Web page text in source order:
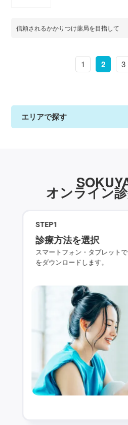
信頼されるかかりつけ薬局を目指して
1 2 3
エリアで探す
オンライン
STEP1
診療方法を選択
スマートフォン・タブレット
をダウンロードします。